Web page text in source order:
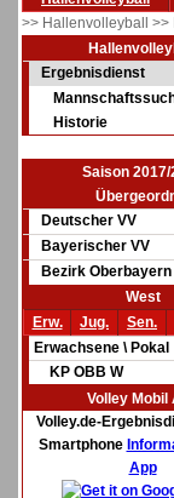
>> Hallenvolleyball >>
Ergebnisdienst
Historie
Saison 2017/
Deutscher VV
Bayerischer VV
Bezirk Oberbayern
West
Erw.
Jug. Sen.
Erwachsene \ Pokal
KP OBB W
Volley Mobil
Volley.de-
Smartphone
App